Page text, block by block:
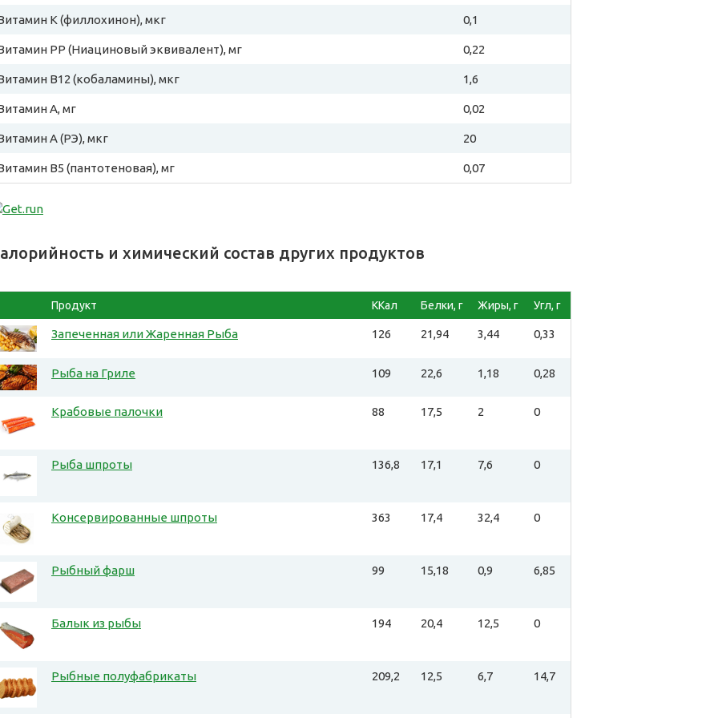
К (филлохинон), мкг 0,1
PP (Ниациновый эквивалент), мг 0,22
B12 (кобаламины), мкг 1,6
A, мг 0,02
A (РЭ), мкг 20
B5 (пантотеновая), мг 0,07
и химический состав других продуктов
Продукт ККал Белки, г Жиры, г Угл, г
Запеченная или Жаренная Рыба 126 21,94 3,44 0,33
Рыба на Гриле 109 22,6 1,18 0,28
Крабовые палочки 88 17,5 2 0
Рыба шпроты 136,8 17,1 7,6 0
Консервированные шпроты 363 17,4 32,4 0
Рыбный фарш 99 15,18 0,9 6,85
Балык из рыбы 194 20,4 12,5 0
Рыбные полуфабрикаты 209,2 12,5 6,7 14,7